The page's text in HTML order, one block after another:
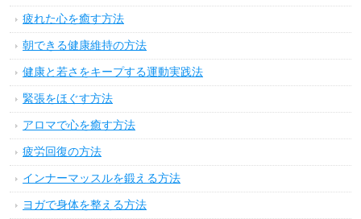
疲れた心を癒す方法
朝できる健康維持の方法
健康と若さをキープする運動実践法
緊張をほぐす方法
アロマで心を癒す方法
疲労回復の方法
インナーマッスルを鍛える方法
ヨガで身体を整える方法